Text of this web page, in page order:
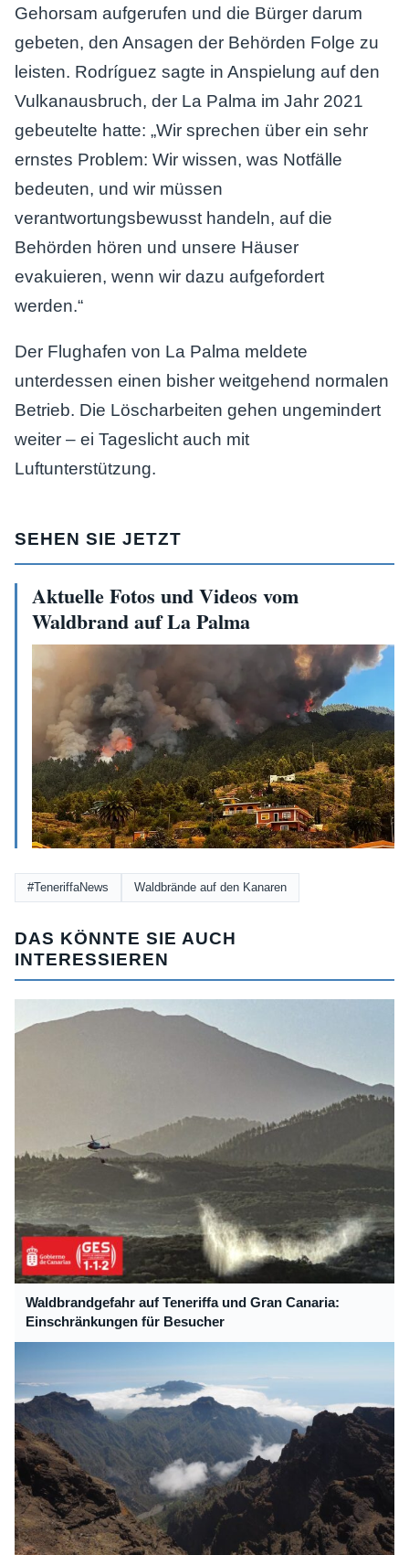
Gehorsam aufgerufen und die Bürger darum
gebeten, den Ansagen der Behörden Folge zu
leisten. Rodríguez sagte in Anspielung auf den
Vulkanausbruch, der La Palma im Jahr 2021
gebeutelte hatte: „Wir sprechen über ein sehr
ernstes Problem: Wir wissen, was Notfälle
bedeuten, und wir müssen
verantwortungsbewusst handeln, auf die
Behörden hören und unsere Häuser
evakuieren, wenn wir dazu aufgefordert
werden.“
Der Flughafen von La Palma meldete
unterdessen einen bisher weitgehend normalen
Betrieb. Die Löscharbeiten gehen ungemindert
weiter – ei Tageslicht auch mit
Luftunterstützung.
SEHEN SIE JETZT
Aktuelle Fotos und Videos vom
Waldbrand auf La Palma
#TeneriffaNews Waldbrände auf den Kanaren
DAS KÖNNTE SIE AUCH
INTERESSIEREN
Waldbrandgefahr auf Teneriffa und Gran Canaria:
Einschränkungen für Besucher